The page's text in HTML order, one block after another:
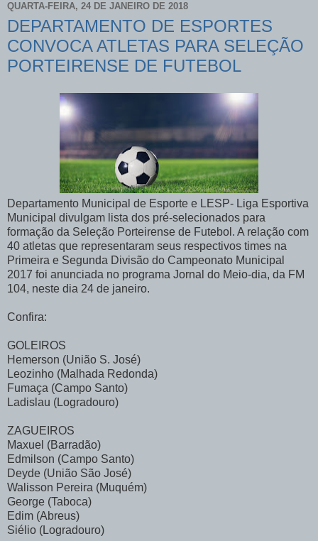
QUARTA-FEIRA, 24 DE JANEIRO DE 2018
DEPARTAMENTO DE ESPORTES
CONVOCA ATLETAS PARA SELEÇÃO
PORTEIRENSE DE FUTEBOL
Departamento Municipal de Esporte e LESP- Liga Esportiva
Municipal divulgam lista dos pré-selecionados para
formação da Seleção Porteirense de Futebol. A relação com
40 atletas que representaram seus respectivos times na
Primeira e Segunda Divisão do Campeonato Municipal
2017 foi anunciada no programa Jornal do Meio-dia, da FM
104, neste dia 24 de janeiro.
Confira:
GOLEIROS
Hemerson (União S. José)
Leozinho (Malhada Redonda)
Fumaça (Campo Santo)
Ladislau (Logradouro)
ZAGUEIROS
Maxuel (Barradão)
Edmilson (Campo Santo)
Deyde (União São José)
Walisson Pereira (Muquém)
George (Taboca)
Edim (Abreus)
Siélio (Logradouro)